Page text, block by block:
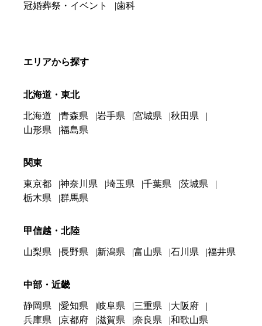
冠婚葬祭・イベント
歯科
エリアから探す
北海道・東北
北海道 青森県 岩手県 宮城県
秋田県
山形県
福島県
関東
東京都 神奈川県 埼玉県 千葉県
茨城県
栃木県
群馬県
甲信越・北陸
山梨県 長野県 新潟県 富山県 石川県 福井県
中部・近畿
静岡県 愛知県 岐阜県 三重県
大阪府
兵庫県
京都府 滋賀県 奈良県 和歌山県